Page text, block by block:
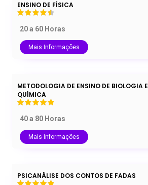
ENSINO DE FÍSICA
20 a 60 Horas
Mais Informações
METODOLOGIA DE ENSINO DE BIOLOGIA E
QUÍMICA
40 a 80 Horas
Mais Informações
PSICANÁLISE DOS CONTOS DE FADAS